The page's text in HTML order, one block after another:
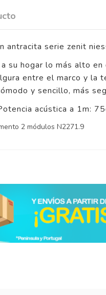
antracita serie zenit
su hogar lo más alto
entre el marco y la
y sencillo, más
acústica a 1m:
2 módulos N2271.9